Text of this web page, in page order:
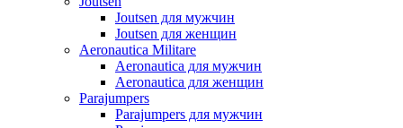
Joutsen для мужчин
Joutsen для женщин
Aeronautica Militare
Aeronautica для мужчин
Aeronautica для женщин
Parajumpers
Parajumpers для мужчин